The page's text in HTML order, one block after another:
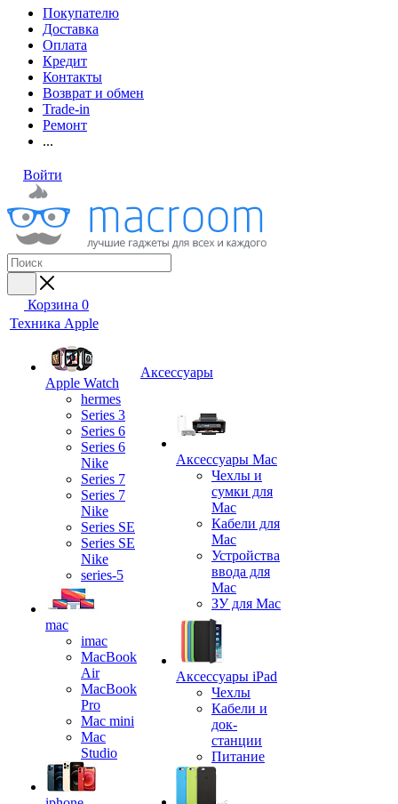
Покупателю
Доставка
Оплата
Кредит
Контакты
Возврат и обмен
Trade-in
Ремонт
...
Войти
Корзина 0
Техника Apple
Apple Watch
hermes
Series 3
Series 6
Series 6
Nike
Series 7
Series 7
Nike
Series SE
Series SE
Nike
series-5
mac
imac
MacBook
Air
MacBook
Pro
Mac mini
Mac
Studio
Аксессуары
Аксессуары Mac
Чехлы и
сумки для
Mac
Кабели для
Mac
Устройства
ввода для
Mac
ЗУ для Mac
Аксессуары iPad
Чехлы
Кабели и
док-
станции
Питание